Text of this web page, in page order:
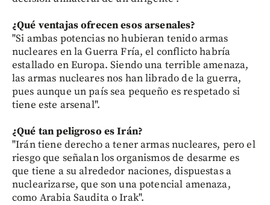
¿Qué ventajas ofrecen esos arsenales?
"Si ambas potencias no hubieran tenido armas
nucleares en la Guerra Fría, el conflicto habría
estallado en Europa. Siendo una terrible amenaza,
las armas nucleares nos han librado de la guerra,
pues aunque un país sea pequeño es respetado si
tiene este arsenal".
¿Qué tan peligroso es Irán?
"Irán tiene derecho a tener armas nucleares, pero el
riesgo que señalan los organismos de desarme es
que tiene a su alrededor naciones, dispuestas a
nuclearizarse, que son una potencial amenaza,
como Arabia Saudita o Irak".